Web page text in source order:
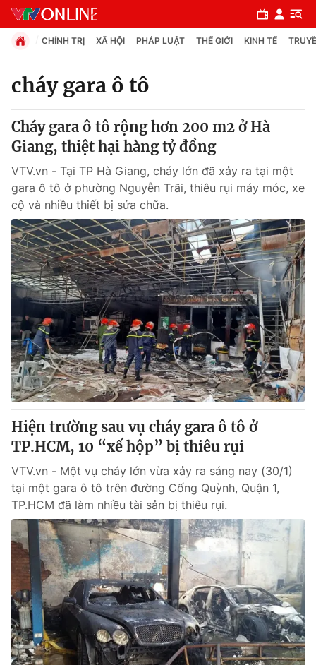
Chuyên mục
Chính trị
Xã hội
Pháp luật
Y tế
Thế giới
Tin tức
Thế giới đó đây
Câu chuyện quốc tế
Kinh tế
Tài chính
Thị trường
Góc doanh nghiệp
Dữ liệu và đời sống
Truyền hình
Hậu trường
Nhân vật
Khán giả
Giải sao mai
Giải trí
Điện ảnh
Âm nhạc
Sao
Đời sống
Du lịch
Làm đẹp
Chất lượng cuộc sống
Giáo dục
Tuyển sinh
Học trực tuyến
Công nghệ
Hitech Công nghệ tương lai
Sản phẩm
Giao lưu trực tuyến
CHÍNH TRỊ XÃ HỘI PHÁP LUẬT THẾ GIỚI KINH TẾ
cháy gara ô tô
Cháy gara ô tô rộng hơn 200 m2 ở Hà
Giang, thiệt hại hàng tỷ đồng
VTV.vn - Tại TP Hà Giang, cháy lớn đã xảy ra tại một
gara ô tô ở phường Nguyễn Trãi, thiêu rụi máy móc, xe
cộ và nhiều thiết bị sửa chữa.
Hiện trường sau vụ cháy gara ô tô ở
TP.HCM, 10 “xế hộp” bị thiêu rụi
VTV.vn - Một vụ cháy lớn vừa xảy ra sáng nay (30/1)
tại một gara ô tô trên đường Cống Quỳnh, Quận 1,
TP.HCM đã làm nhiều tài sản bị thiêu rụi.